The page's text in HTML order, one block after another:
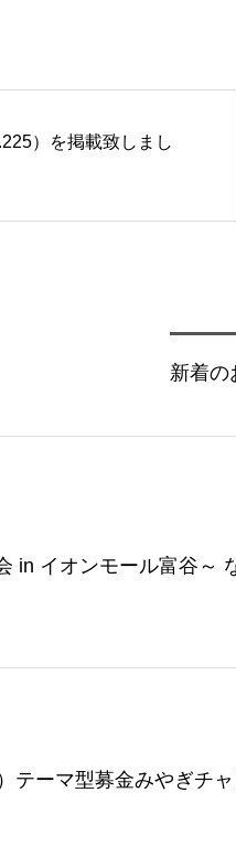
）を掲載致しまし
新着の
in イオンモール富谷～
テーマ型募金みやぎチ